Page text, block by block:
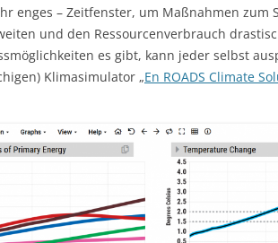
enges – Zeitfenster, um Maßnahmen zum
und den Ressourcenverbrauch
es gibt, kann jeder selbst
Klimasimulator „En ROADS Climate